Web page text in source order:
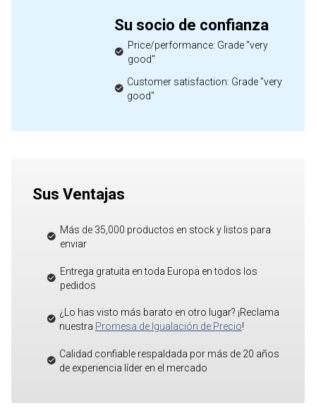
Su socio de confianza
Price/performance: Grade "very
good"
Customer satisfaction: Grade "very
good"
Sus Ventajas
Más de 35,000 productos en stock y listos para
enviar
Entrega gratuita en toda Europa en todos los
pedidos
¿Lo has visto más barato en otro lugar? ¡Reclama
nuestra Promesa de Igualación de Precio!
Calidad confiable respaldada por más de 20 años
de experiencia líder en el mercado